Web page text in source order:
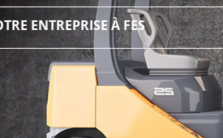
ENTREPRISE À FES